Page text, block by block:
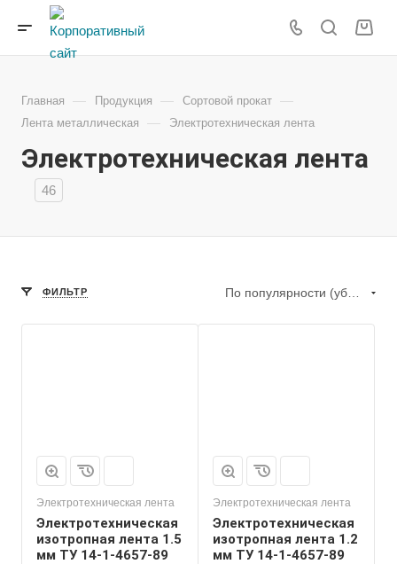
Главная — Продукция — Сортовой прокат —
Лента металлическая — Электротехническая лента
Электротехническая лента
46
ФИЛЬТР
Электротехническая лента
Электротехническая
изотропная лента 1.5
мм ТУ 14-1-4657-89
Электротехническая лента
Электротехническая
изотропная лента 1.2
мм ТУ 14-1-4657-89